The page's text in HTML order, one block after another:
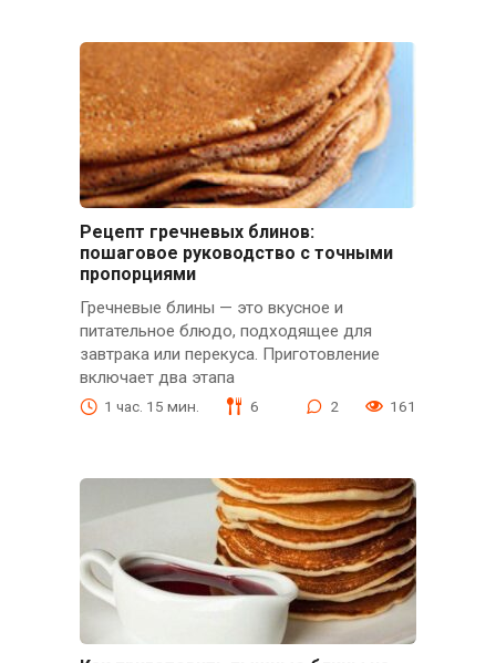
Рецепт гречневых блинов:
пошаговое руководство с точными
пропорциями
Гречневые блины — это вкусное и
питательное блюдо, подходящее для
завтрака или перекуса. Приготовление
включает два этапа
1 час. 15 мин. 6 2 161